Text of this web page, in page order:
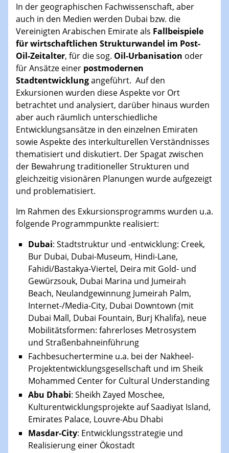
In der geographischen Fachwissenschaft, aber
auch in den Medien werden Dubai bzw. die
Vereinigten Arabischen Emirate als Fallbeispiele
für wirtschaftlichen Strukturwandel im Post-
Oil-Zeitalter, für die sog. Oil-Urbanisation oder
für Ansätze einer postmodernen
Stadtentwicklungangeführt. Auf den
Exkursionen wurden diese Aspekte vor Ort
betrachtet und analysiert, darüber hinaus wurden
aber auch räumlich unterschiedliche
Entwicklungsansätze in den einzelnen Emiraten
sowie Aspekte des interkulturellen Verständnisses
thematisiert und diskutiert. Der Spagat zwischen
der Bewahrung traditioneller Strukturen und
gleichzeitig visionären Planungen wurde aufgezeigt
und problematisiert.
Im Rahmen des Exkursionsprogramms wurden u.a.
folgende Programmpunkte realisiert:
Dubai: Stadtstruktur und -entwicklung: Creek,
Bur Dubai, Dubai-Museum, Hindi-Lane,
Fahidi/Bastakya-Viertel, Deira mit Gold- und
Gewürzsouk, Dubai Marina und Jumeirah
Beach, Neulandgewinnung Jumeirah Palm,
Internet-/Media-City, Dubai Downtown (mit
Dubai Mall, Dubai Fountain, Burj Khalifa), neue
Mobilitätsformen: fahrerloses Metrosystem
und Straßenbahneinführung
Fachbesuchertermine u.a. bei der Nakheel-
Projektentwicklungsgesellschaft und im Sheik
Mohammed Center for Cultural Understanding
Abu Dhabi: Sheikh Zayed Moschee,
Kulturentwicklungsprojekte auf Saadiyat Island,
Emirates Palace, Louvre-Abu Dhabi
Masdar-City: Entwicklungsstrategie und
Realisierung einer Ökostadt